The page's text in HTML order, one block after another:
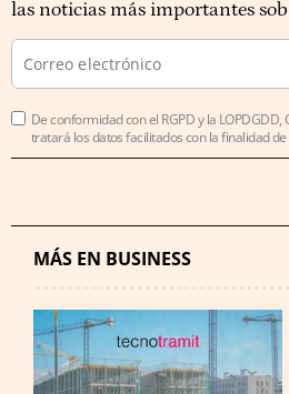
las noticias más importantes
De conformidad con el RGPD y la LOPDGDD,
tratará los datos facilitados con la finalidad
MÁS EN BUSINESS